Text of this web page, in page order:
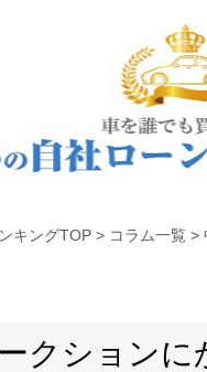
キングTOP> コラム一覧 >
クションに